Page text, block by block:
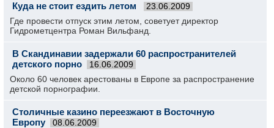
Куда не стоит ездить летом 23.06.2009
Где провести отпуск этим летом, советует директор
Гидрометцентра Роман Вильфанд.
В Скандинавии задержали 60 распространителей
детского порно
16.06.2009
Около 60 человек арестованы в Европе за распространение
детской порнографии.
Столичные казино переезжают в Восточную
Европу
08.06.2009